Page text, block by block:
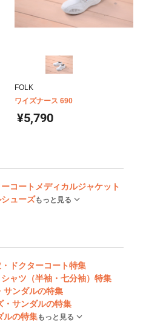
FOLK
ワイズナース 690
¥5,790
コート メディカルジャケット
ューズもっと見る
ドクターコート特集
ャツ（半袖・七分袖）特集
サンダルの特集
・サンダルの特集
ルの特集もっと見る